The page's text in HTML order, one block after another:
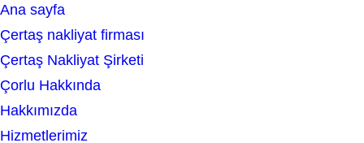
e
a
r
c
h
Ana sayfa
Çertaş nakliyat firması
Çertaş Nakliyat Şirketi
Çorlu Hakkında
Hakkımızda
Hizmetlerimiz